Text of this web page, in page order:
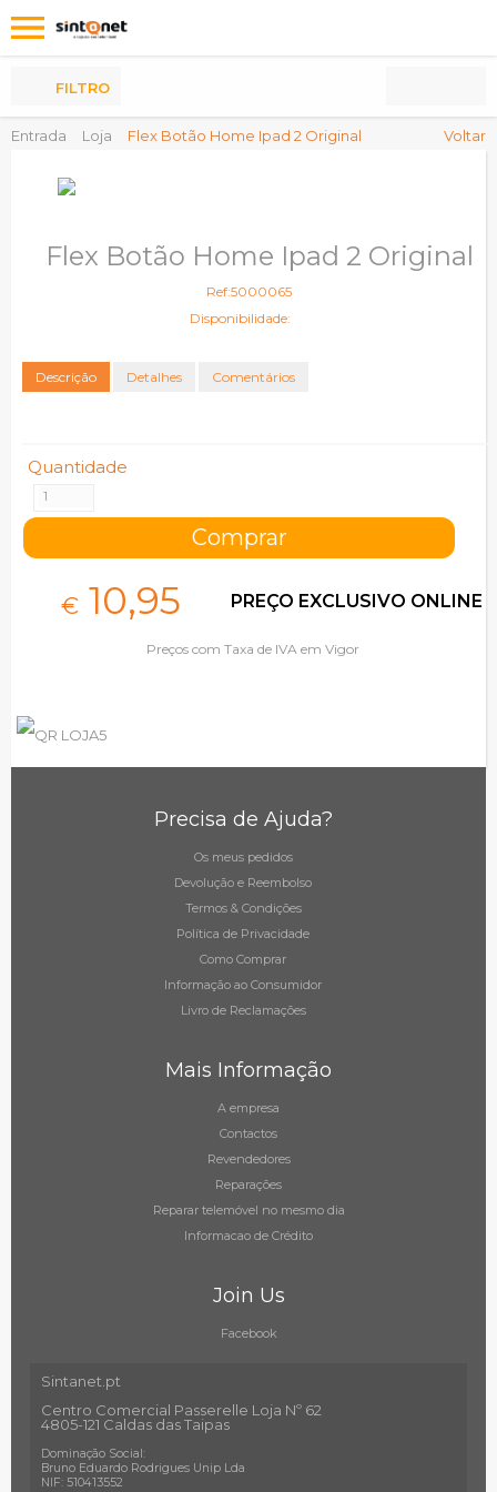
Entrada Loja Flex Botão Home Ipad 2 Original Voltar
FILTRO
Flex Botão Home Ipad 2 Original
Ref:5000065
Disponibilidade:
Descrição Detalhes Comentários
Quantidade
€ 10,95 PREÇO EXCLUSIVO ONLINE
Preços com Taxa de IVA em Vigor
Precisa de Ajuda?
Os meus pedidos
Devolução e Reembolso
Termos & Condições
Política de Privacidade
Como Comprar
Informação ao Consumidor
Livro de Reclamações
Mais Informação
A empresa
Contactos
Revendedores
Reparações
Reparar telemóvel no mesmo dia
Informacao de Crédito
Join Us
Facebook
Sintanet.pt
Centro Comercial Passerelle Loja Nº 62
4805-121 Caldas das Taipas
Dominação Social:
Bruno Eduardo Rodrigues Unip Lda
NIF: 510413552